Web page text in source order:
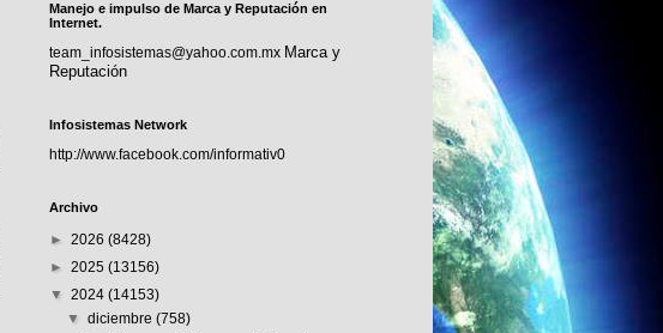
Manejo e impulso de Marca y Reputación en
Internet.
team_infosistemas@yahoo.com.mx Marca y
Reputación
Infosistemas Network
http://www.facebook.com/informativ0
Archivo
► 2026 (8428)
► 2025 (13156)
▼ 2024 (14153)
▼diciembre(758)